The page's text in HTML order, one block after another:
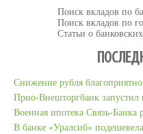
Поиск вкладов по
Поиск вкладов по
Статьи о
Снижение рубля
Прио-Внешторгбанк запустил
Военная ипотека Связь-Банка
В банке «Уралсиб»